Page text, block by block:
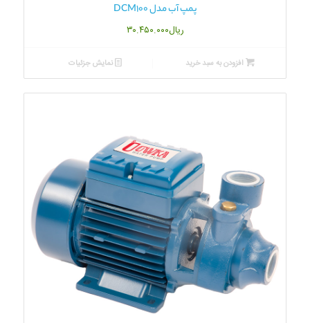
پمپ آب مدل DCM100
ریال۳۰.۴۵۰.۰۰۰
افزودن به سبد خرید نمایش جزئیات